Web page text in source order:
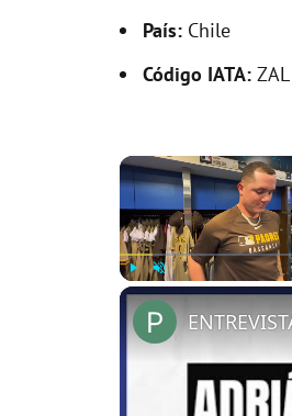
País: Chile
Código IATA: ZAL